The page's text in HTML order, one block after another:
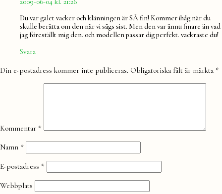
Du var galet vacker och klänningen är SÅ fin! Kommer ihåg när du
skulle berätta om den när vi sågs sist. Men den var ännu finare än vad
jag föreställt mig den. och modellen passar dig perfekt. vackraste du!
Svara
Lämna
Din e-postadress kommer inte publiceras. Obligatoriska fält är märkta *
Kommentar *
Namn *
E-postadress *
Webbplats